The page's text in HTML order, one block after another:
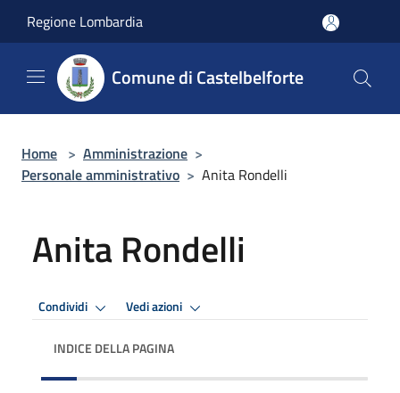
Regione Lombardia
Comune di Castelbelforte
Home > Amministrazione >
Personale amministrativo > Anita Rondelli
Anita Rondelli
Condividi Vedi azioni
INDICE DELLA PAGINA